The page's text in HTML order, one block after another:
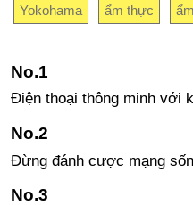
Yokohama ẩm thực
Điện thoại thông minh với
Đừng đánh cược mạng